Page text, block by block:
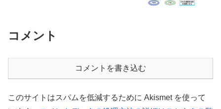
コメント
コメントを書き込む
このサイトはスパムを低減するために Akismet を使って